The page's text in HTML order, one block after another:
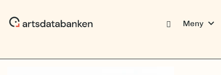
Meny expand_more